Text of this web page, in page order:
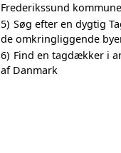
Frederikssund kommune
5) Søg efter en dygtig
de omkringliggende
6) Find en tagdækker i
af Danmark